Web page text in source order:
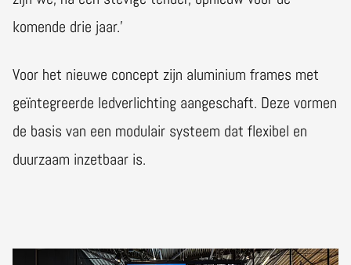
komende drie jaar.’
Voor het nieuwe concept zijn aluminium frames met
geïntegreerde ledverlichting aangeschaft. Deze vormen
de basis van een modulair systeem dat flexibel en
duurzaam inzetbaar is.